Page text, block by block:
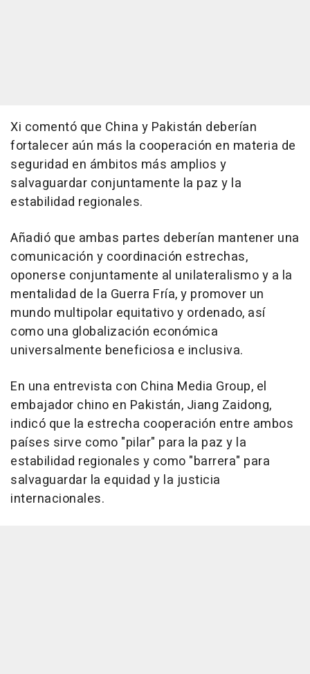
Xi comentó que China y Pakistán deberían
fortalecer aún más la cooperación en materia de
seguridad en ámbitos más amplios y
salvaguardar conjuntamente la paz y la
estabilidad regionales.
Añadió que ambas partes deberían mantener una
comunicación y coordinación estrechas,
oponerse conjuntamente al unilateralismo y a la
mentalidad de la Guerra Fría, y promover un
mundo multipolar equitativo y ordenado, así
como una globalización económica
universalmente beneficiosa e inclusiva.
En una entrevista con China Media Group, el
embajador chino en Pakistán, Jiang Zaidong,
indicó que la estrecha cooperación entre ambos
países sirve como "pilar" para la paz y la
estabilidad regionales y como "barrera" para
salvaguardar la equidad y la justicia
internacionales.